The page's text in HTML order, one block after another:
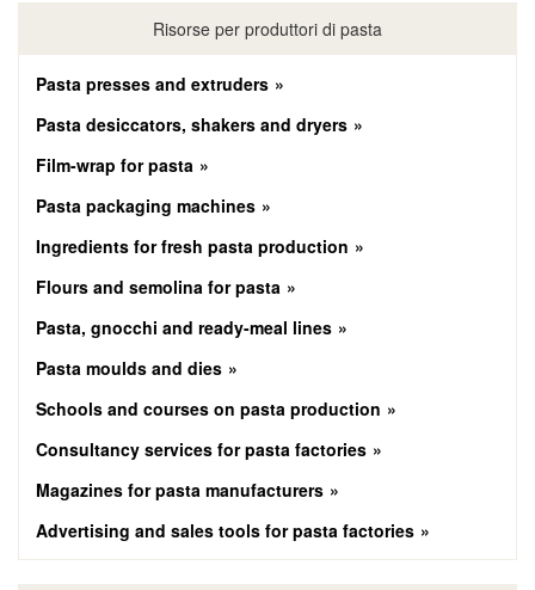
Risorse per produttori di pasta
Pasta presses and extruders
Pasta desiccators, shakers and dryers
Film-wrap for pasta
Pasta packaging machines
Ingredients for fresh pasta production
Flours and semolina for pasta
Pasta, gnocchi and ready-meal lines
Pasta moulds and dies
Schools and courses on pasta production
Consultancy services for pasta factories
Magazines for pasta manufacturers
Advertising and sales tools for pasta factories